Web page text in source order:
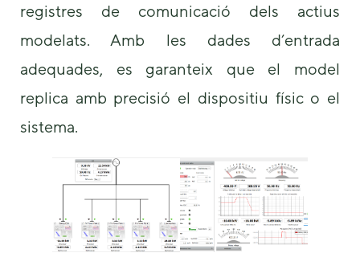
registres de comunicació dels actius
modelats. Amb les dades d’entrada
adequades, es garanteix que el model
replica amb precisió el dispositiu físic o el
sistema.